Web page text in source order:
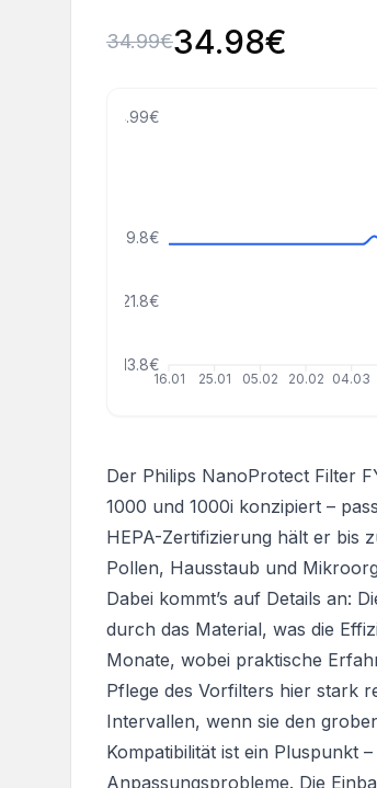
34.99€34.98€
16.01 25.01 05.02 20.02 04.03
13.8€
21.8€
29.8€
44.99€
Der Philips NanoProtect Filter
1000 und 1000i konzipiert –
HEPA-Zertifizierung hält er bis
Pollen, Hausstaub und
Dabei kommt’s auf Details an:
durch das Material, was die
Monate, wobei praktische
Pflege des Vorfilters hier stark
Intervallen, wenn sie den
Kompatibilität ist ein Pluspunkt
Anpassungsprobleme. Die